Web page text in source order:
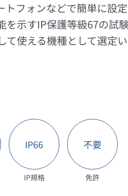
フォンなどで簡単に設
示すIP保護等級67の試
使える機種として選定い
IP66
IP規格
不要
免許